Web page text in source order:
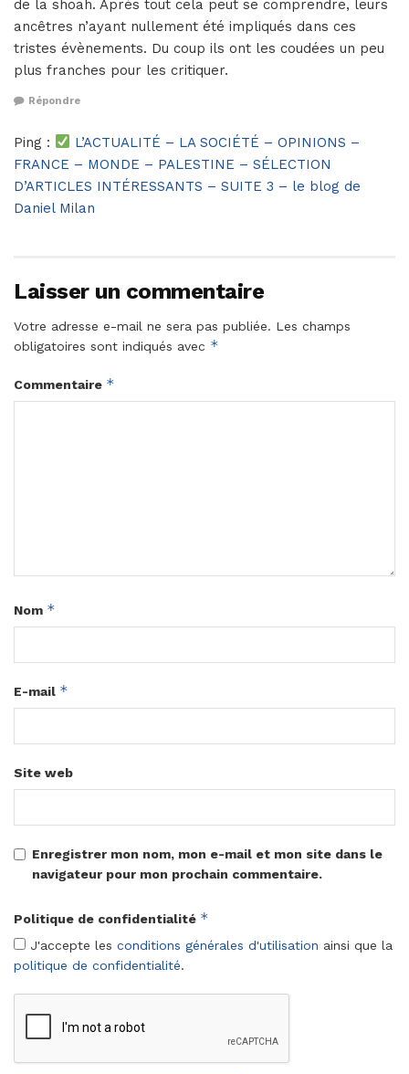
de la shoah. Après tout cela peut se comprendre, leurs
ancêtres n’ayant nullement été impliqués dans ces
tristes évènements. Du coup ils ont les coudées un peu
plus franches pour les critiquer.
Répondre
Ping :
L’ACTUALITÉ – LA SOCIÉTÉ – OPINIONS –
FRANCE – MONDE – PALESTINE – SÉLECTION
D’ARTICLES INTÉRESSANTS – SUITE 3 – le blog de
Daniel Milan
Laisser un commentaire
Votre adresse e-mail ne sera pas publiée. Les champs
obligatoires sont indiqués avec *
Commentaire *
Nom *
E-mail *
Site web
Enregistrer mon nom, mon e-mail et mon site dans le
navigateur pour mon prochain commentaire.
Politique de confidentialité *
J'accepte les conditions générales d'utilisation ainsi que la
politique de confidentialité.